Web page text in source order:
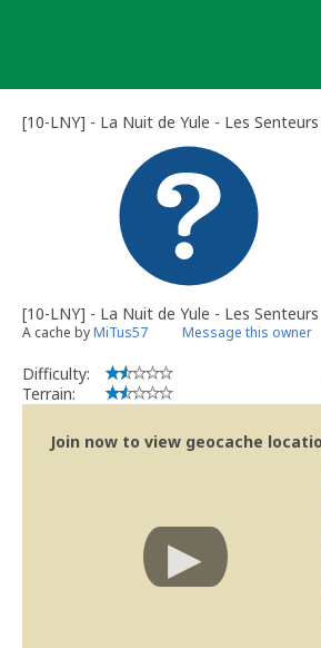
[10-LNY] - La Nuit de Yule - Les
[10-LNY] - La Nuit de Yule - Les Senteurs
A cache byMiTus57 Message this owner
Difficulty:
Terrain:
Join now to view geocache